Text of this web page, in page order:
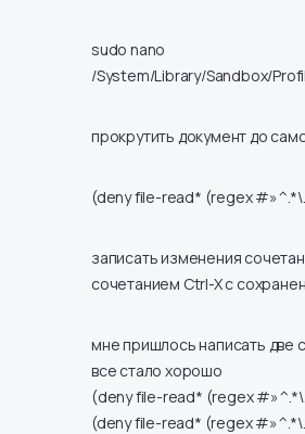
sudo nano
/System/Library/Sandbox/
прокрутить документ до
(deny file-read* (regex
записать изменения
сочетанием Ctrl-X с
мне пришлось написать две
все стало хорошо
(deny file-read* (regex
(deny file-read* (regex